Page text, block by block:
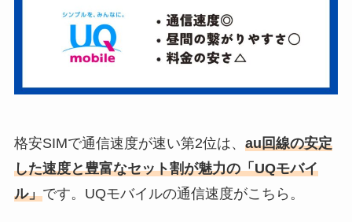
格安SIMで通信速度が速い第2位は、 au回線の安定
した速度と豊富なセット割が魅力の「UQモバイ
ル」です。UQモバイルの通信速度がこちら。